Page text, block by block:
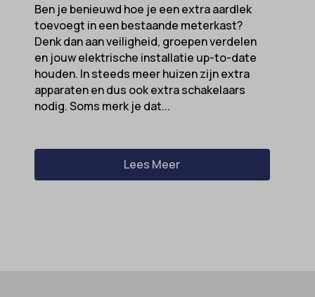
Ben je benieuwd hoe je een extra aardlek
toevoegt in een bestaande meterkast?
Denk dan aan veiligheid, groepen verdelen
en jouw elektrische installatie up-to-date
houden. In steeds meer huizen zijn extra
apparaten en dus ook extra schakelaars
nodig. Soms merk je dat...
Lees Meer